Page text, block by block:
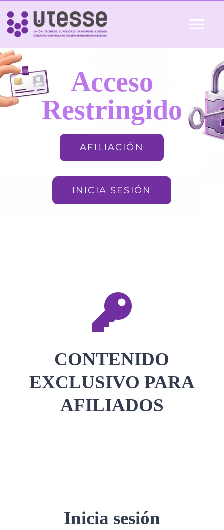
Skip
content
Inicio
QUIÉNES SOMOS Acceso
Restringido
AFILIACIÓN
INICIA SESIÓN
CONTENIDO
EXCLUSIVO PARA
AFILIADOS
Inicia sesión